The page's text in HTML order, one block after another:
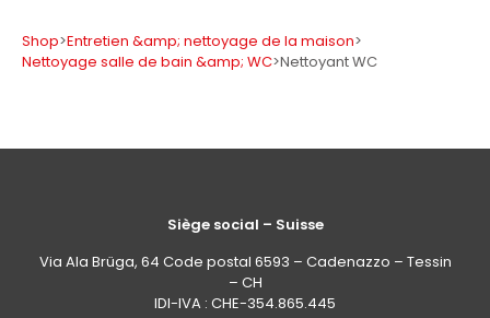
Shop>Entretien &amp; nettoyage de la maison>
Nettoyage salle de bain &amp; WC>Nettoyant WC
Siège social – Suisse
Via Ala Brüga, 64 Code postal 6593 – Cadenazzo – Tessin
– CH
IDI-IVA : CHE-354.865.445